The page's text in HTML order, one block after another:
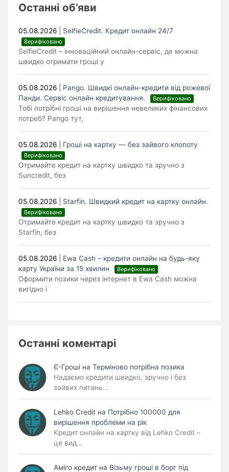
Останні об’яви
05.08.2026 SelfieCredit. Кредит онлайн 24/7
Верифіковано
SelfieCredit – інноваційний онлайн-сервіс, де можна
швидко отримати гроші у
05.08.2026
Pango. Швидкі онлайн-кредити від рожевої
Панди. Cервіс онлайн кредитування.
Верифіковано
Тобі потрібні гроші на вирішення невеликих фінансових
потреб? Pango тут,
05.08.2026 Гроші на картку — без зайвого клопоту
Верифіковано
Отримайте кредит на картку швидко та зручно з
Suncredit, без
05.08.2026 Starfin. Швидкий кредит на картку онлайн.
Верифіковано
Отримайте кредит на картку швидко та зручно з
Starfin, без
05.08.2026
Ewa Cash – кредити онлайн на будь-яку
карту України за 15 хвилин
Верифіковано
Оформити позики через інтернет в Ewa Cash можна
вигідно і
Останні коментарі
Є-Гроші на Терміново потрібна позика
Надаємо кредити швидко, зручно і без
зайвих питань…
Lehko Сredit на Потрібно 100000 для
вирішення проблеми на рік
Кредит онлайн на картку від Lehko Credit –
це вид…
Аміго кредит на Візьму гроші в борг під